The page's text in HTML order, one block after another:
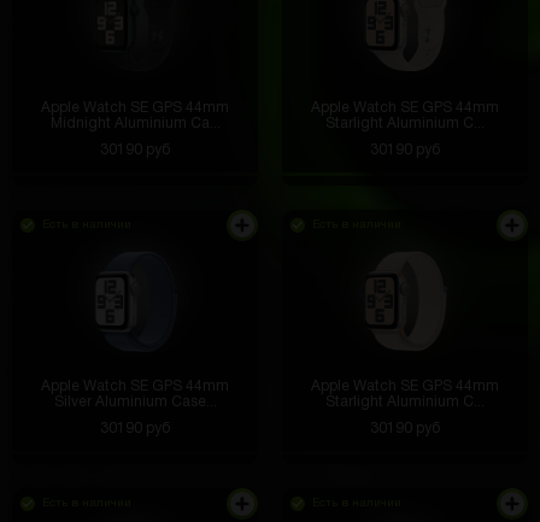
Apple Watch SE GPS 44mm
Midnight Aluminium Ca...
30190 руб
Apple Watch SE GPS 44mm
Starlight Aluminium C...
30190 руб
Apple Watch SE GPS 44mm
Silver Aluminium Case...
30190 руб
Apple Watch SE GPS 44mm
Starlight Aluminium C...
30190 руб